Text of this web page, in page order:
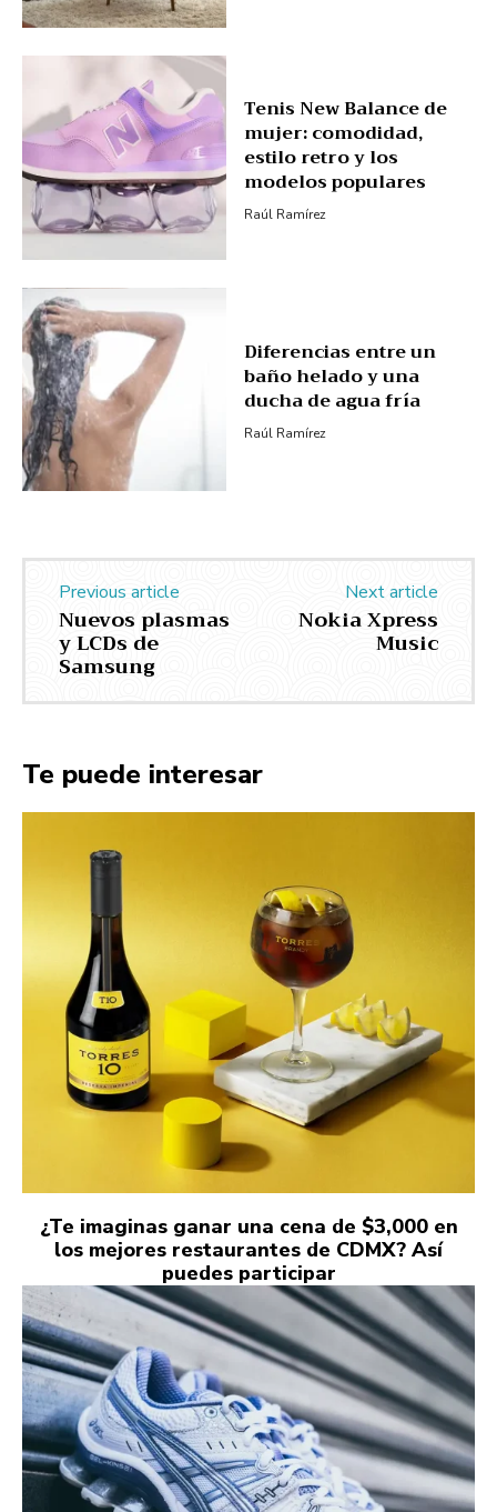
Tenis New Balance de
mujer: comodidad,
estilo retro y los
modelos populares
Raúl Ramírez
Diferencias entre un
baño helado y una
ducha de agua fría
Raúl Ramírez
Previous article
Nuevos plasmas
y LCDs de
Samsung
Next article
Nokia Xpress
Music
Te puede interesar
¿Te imaginas ganar una cena de $3,000 en
los mejores restaurantes de CDMX? Así
puedes participar